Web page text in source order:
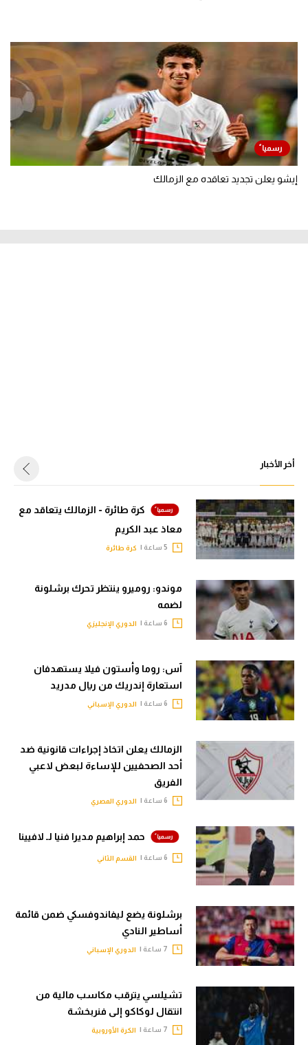
إيشو يعلن تجديد تعاقده مع الزمالك
أخر الأخبار
كرة طائرة - الزمالك يتعاقد مع
معاذ عبد الكريم
كرة طائرة
موندو: روميرو ينتظر تحرك برشلونة
لضمه
الدوري الإنجليزي
آس: روما وأستون فيلا يستهدفان
استعارة إندريك من ريال مدريد
الدوري الإسباني
الزمالك يعلن اتخاذ إجراءات قانونية ضد
أحد الصحفيين للإساءة لبعض لاعبي
الفريق
الدوري المصري
حمد إبراهيم مديرا فنيا لـ لافيينا
القسم الثاني
برشلونة يضع ليفاندوفسكي ضمن قائمة
أساطير النادي
الدوري الإسباني
تشيلسي يترقب مكاسب مالية من
انتقال لوكاكو إلى فنربخشة
الكرة الأوروبية